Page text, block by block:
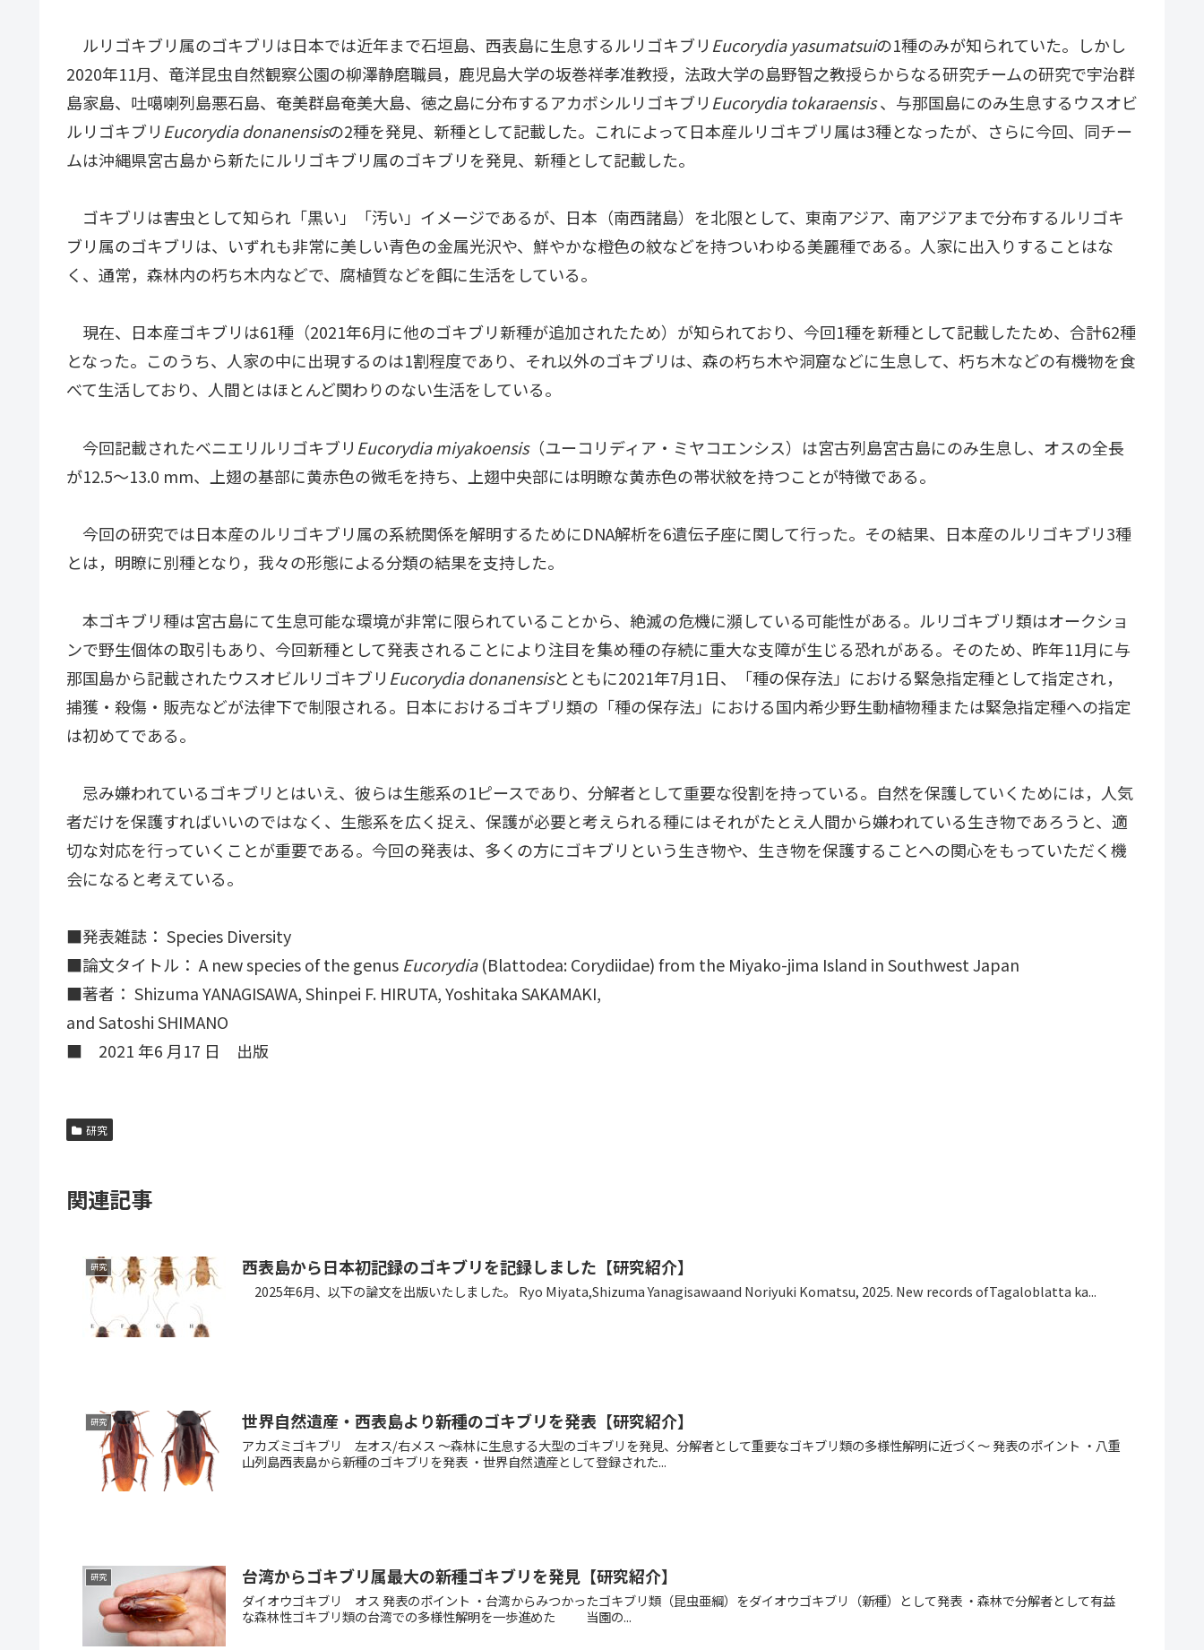
ルリゴキブリ属のゴキブリは日本では近年まで石垣島、西表島に生息するルリゴキブリ Eucorydia yasumatsuiの1種のみが知られていた。しかし
2020年11月、竜洋昆虫自然観察公園の柳澤静磨職員，鹿児島大学の坂巻祥孝准教授，法政大学の島野智之教授らからなる研究チームの研究で宇治群
島家島、吐噶喇列島悪石島、奄美群島奄美大島、徳之島に分布するアカボシルリゴキブリ Eucorydia tokaraensis、与那国島にのみ生息するウスオビ
ルリゴキブリ Eucorydia donanensisの2種を発見、新種として記載した。これによって日本産ルリゴキブリ属は3種となったが、さらに今回、同チー
ムは沖縄県宮古島から新たにルリゴキブリ属のゴキブリを発見、新種として記載した。
ゴキブリは害虫として知られ「黒い」「汚い」イメージであるが、日本（南西諸島）を北限として、東南アジア、南アジアまで分布するルリゴキ
ブリ属のゴキブリは、いずれも非常に美しい青色の金属光沢や、鮮やかな橙色の紋などを持ついわゆる美麗種である。人家に出入りすることはな
く、通常，森林内の朽ち木内などで、腐植質などを餌に生活をしている。
現在、日本産ゴキブリは61種（2021年6月に他のゴキブリ新種が追加されたため）が知られており、今回1種を新種として記載したため、合計62種
となった。このうち、人家の中に出現するのは1割程度であり、それ以外のゴキブリは、森の朽ち木や洞窟などに生息して、朽ち木などの有機物を食
べて生活しており、人間とはほとんど関わりのない生活をしている。
今回記載されたベニエリルリゴキブリ Eucorydia miyakoensis（ユーコリディア・ミヤコエンシス）は宮古列島宮古島にのみ生息し、オスの全長
が12.5～13.0 mm、上翅の基部に黄赤色の微毛を持ち、上翅中央部には明瞭な黄赤色の帯状紋を持つことが特徴である。
今回の研究では日本産のルリゴキブリ属の系統関係を解明するためにDNA解析を6遺伝子座に関して行った。その結果、日本産のルリゴキブリ3種
とは，明瞭に別種となり，我々の形態による分類の結果を支持した。
本ゴキブリ種は宮古島にて生息可能な環境が非常に限られていることから、絶滅の危機に瀕している可能性がある。ルリゴキブリ類はオークショ
ンで野生個体の取引もあり、今回新種として発表されることにより注目を集め種の存続に重大な支障が生じる恐れがある。そのため、昨年11月に与
那国島から記載されたウスオビルリゴキブリ Eucorydia donanensisとともに2021年7月1日、「種の保存法」における緊急指定種として指定され，
捕獲・殺傷・販売などが法律下で制限される。日本におけるゴキブリ類の「種の保存法」における国内希少野生動植物種または緊急指定種への指定
は初めてである。
忌み嫌われているゴキブリとはいえ、彼らは生態系の1ピースであり、分解者として重要な役割を持っている。自然を保護していくためには，人気
者だけを保護すればいいのではなく、生態系を広く捉え、保護が必要と考えられる種にはそれがたとえ人間から嫌われている生き物であろうと、適
切な対応を行っていくことが重要である。今回の発表は、多くの方にゴキブリという生き物や、生き物を保護することへの関心をもっていただく機
会になると考えている。
■発表雑誌： Species Diversity
■論文タイトル： A new species of the genus Eucorydia(Blattodea: Corydiidae) from the Miyako-jima Island in Southwest Japan
■著者： Shizuma YANAGISAWA, Shinpei F. HIRUTA, Yoshitaka SAKAMAKI,
and Satoshi SHIMANO
■ 2021 年6 月17 日 出版
研究
関連記事
研究 西表島から日本初記録のゴキブリを記録しました【研究紹介】
2025年6月、以下の論文を出版いたしました。 Ryo Miyata,Shizuma Yanagisawaand Noriyuki Komatsu, 2025. New records ofTagaloblatta ka...
研究 世界自然遺産・西表島より新種のゴキブリを発表【研究紹介】
アカズミゴキブリ 左オス/右メス ～森林に生息する大型のゴキブリを発見、分解者として重要なゴキブリ類の多様性解明に近づく～ 発表のポイント ・八重
山列島西表島から新種のゴキブリを発表 ・世界自然遺産として登録された...
研究 台湾からゴキブリ属最大の新種ゴキブリを発見【研究紹介】
ダイオウゴキブリ オス 発表のポイント ・台湾からみつかったゴキブリ類（昆虫亜綱）をダイオウゴキブリ（新種）として発表 ・森林で分解者として有益
な森林性ゴキブリ類の台湾での多様性解明を一歩進めた 当園の...